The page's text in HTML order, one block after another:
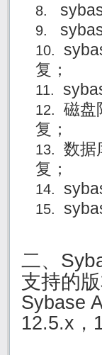
复；
磁盘
复；
数据
复；
二、
支持的版
Sybase
12.5.x，